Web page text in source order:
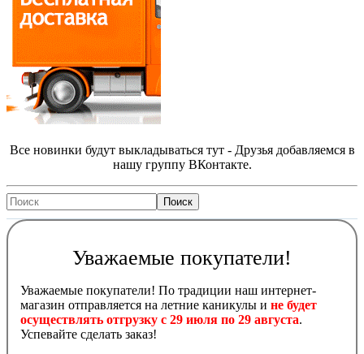
Все новинки будут выкладываться тут - Друзья добавляемся в
нашу группу ВКонтакте.
Уважаемые покупатели!
Уважаемые покупатели! По традиции наш интернет-
магазин отправляется на летние каникулы и не будет
осуществлять отгрузку с 29 июля по 29 августа.
Успевайте сделать заказ!